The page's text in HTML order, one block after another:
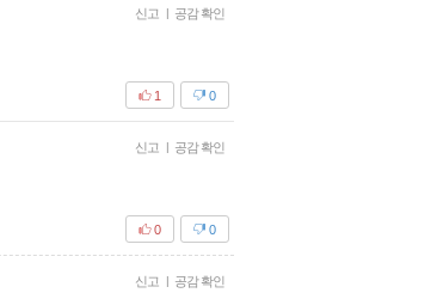
신고 | 공감 확인
0
1
신고 | 공감 확인
0
0
신고 | 공감 확인